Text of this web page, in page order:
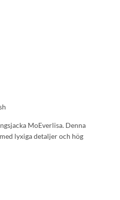
MoEverlisa. Denna
lyxiga detaljer och hög